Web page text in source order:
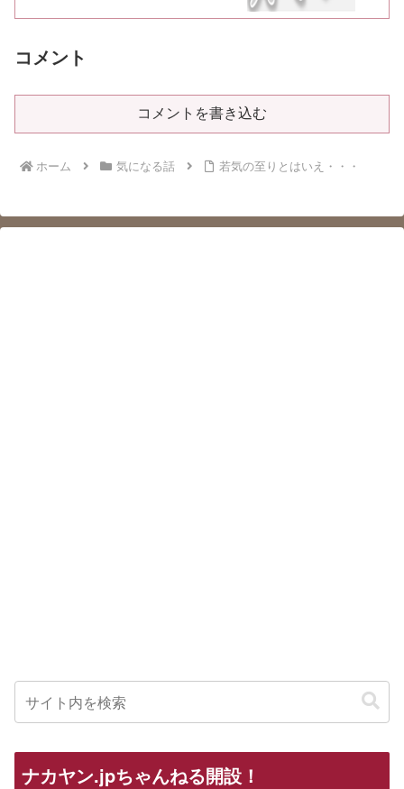
コメント
コメントを書き込む
ホーム 気になる話 若気の至りとはいえ・・・
ナカヤン.jpちゃんねる開設！